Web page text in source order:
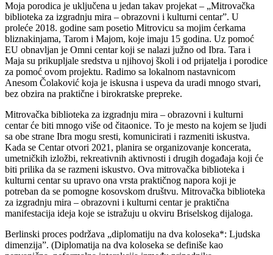
Moja porodica je uključena u jedan takav projekat – „Mitrovačka
biblioteka za izgradnju mira – obrazovni i kulturni centar”. U
proleće 2018. godine sam posetio Mitrovicu sa mojim ćerkama
bliznakinjama, Tarom i Majom, koje imaju 15 godina. Uz pomoć
EU obnavljan je Omni centar koji se nalazi južno od Ibra. Tara i
Maja su prikupljale sredstva u njihovoj školi i od prijatelja i porodice
za pomoć ovom projektu. Radimo sa lokalnom nastavnicom
Anesom Čolaković koja je iskusna i uspeva da uradi mnogo stvari,
bez obzira na praktične i birokratske prepreke.
Mitrovačka biblioteka za izgradnju mira – obrazovni i kulturni
centar će biti mnogo više od čitaonice. To je mesto na kojem se ljudi
sa obe strane Ibra mogu sresti, komunicirati i razmeniti iskustva.
Kada se Centar otvori 2021, planira se organizovanje koncerata,
umetničkih izložbi, rekreativnih aktivnosti i drugih događaja koji će
biti prilika da se razmeni iskustvo. Ova mitrovačka biblioteka i
kulturni centar su upravo ona vrsta praktičnog napora koji je
potreban da se pomogne kosovskom društvu. Mitrovačka biblioteka
za izgradnju mira – obrazovni i kulturni centar je praktična
manifestacija ideja koje se istražuju u okviru Briselskog dijaloga.
Berlinski proces podržava „diplomatiju na dva koloseka*: Ljudska
dimenzija”. (Diplomatija na dva koloseka se definiše kao